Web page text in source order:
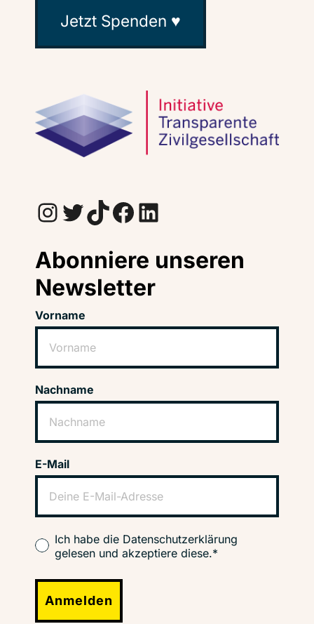
Jetzt Spenden ♥
InstagramTwitter TikTok Facebook LinkedIn
Abonniere unseren
Newsletter
Vorname
Nachname
E-Mail
Ich habe die Datenschutzerklärung
gelesen und akzeptiere diese.*
Anmelden